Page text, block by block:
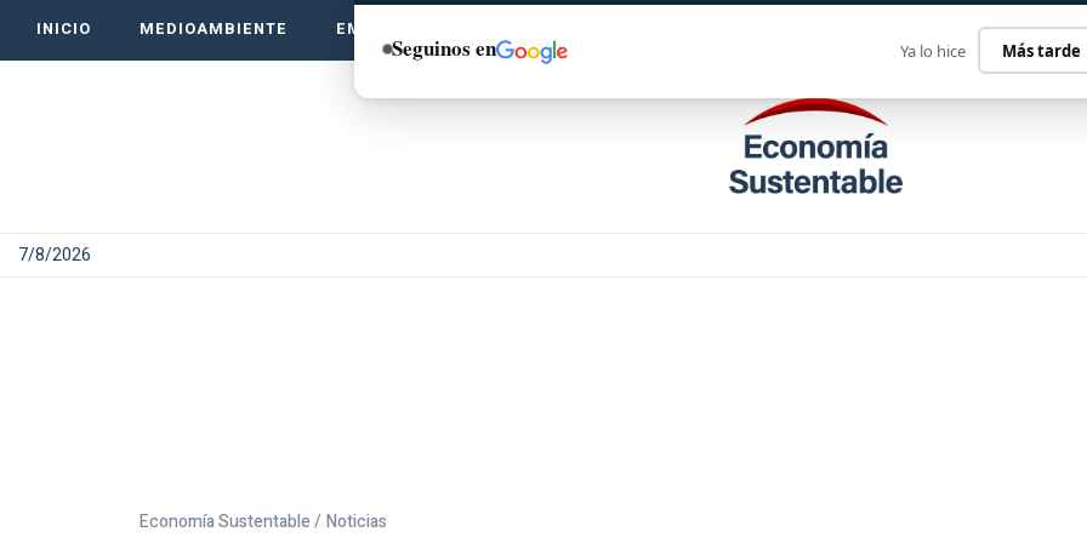
INICIO MEDIOAMBIENTE EMPRENDE VERDE
7/8/2026
Economía Sustentable / Noticias
Seguinos en Ya lo hice Más tarde